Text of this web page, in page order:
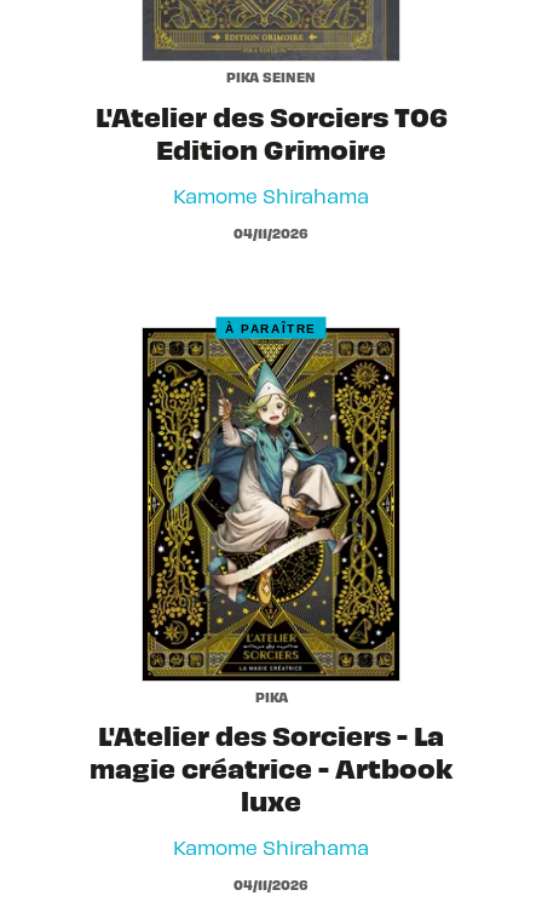
PIKA SEINEN
L'Atelier des Sorciers T06
Edition Grimoire
Kamome Shirahama
04/11/2026
À PARAÎTRE
PIKA
L'Atelier des Sorciers - La
magie créatrice - Artbook
luxe
Kamome Shirahama
04/11/2026